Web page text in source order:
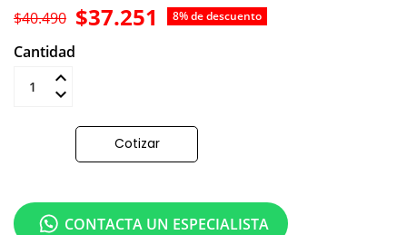
$37.251 8% de descuento
$40.490
Cantidad
Cotizar
CONTACTA UN ESPECIALISTA